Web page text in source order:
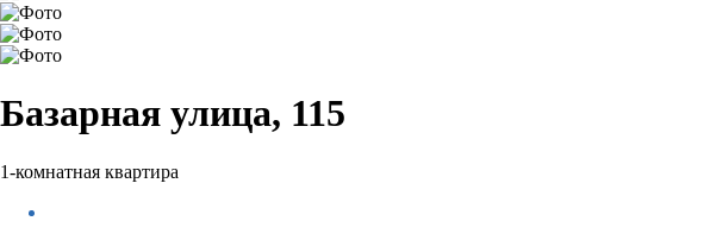
Базарная улица, 115
1-комнатная квартира